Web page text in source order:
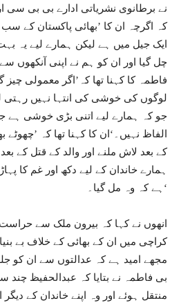
نے برطانوی نشریاتی ادارے بی بی سی
کہ اگرچہ ان کا ’بھائی پاکستان کے
ایک جیل میں ہے لیکن ہمارے لیے یہ
چل گیا اور ان کو ہم نے اپنی آنکھوں
فاطمہ کا کہنا تھا کہ’اگر معمولی چیز
لوگوں کی خوشی کی انتہا نہیں رہتی
جو کہ ہمارے لیے اتنی بڑی خوشی ہے
الفاظ نہیں۔‘ان کا کہنا تھا کہ
کے بعد لاش ملنے اور والد کے قتل کے بعد
ہمارے خاندان کے لیے دکھ اور غم کا
ہے کہ وہ مل گیا۔‘
انھوں نے کہا کہ بیرون ملک سے حراست
کراچی میں ان کے بھائی کے خلاف بے
مجھے امید ہے کہ عدالتوں سے ان کو
بی فاطمہ نے بتایا کہ عبدالحفیظ
منتقل ہوئے اور وہ اپنے خاندان کے